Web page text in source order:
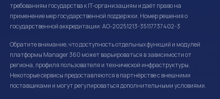
требованиям государства к IT-организациям и даёт право на
применение мер государственной поддержки. Номер решения о
государственной аккредитации: АО-20251213-35117737402-3
Обратите внимание, что доступность отдельных функций и модулей
платформы Manager 360 может варьироваться в зависимости от
региона, профиля пользователя и технической инфраструктуры.
Некоторые сервисы предоставляются в партнёрстве с внешними
поставщиками и могут регулироваться дополнительными условиями.